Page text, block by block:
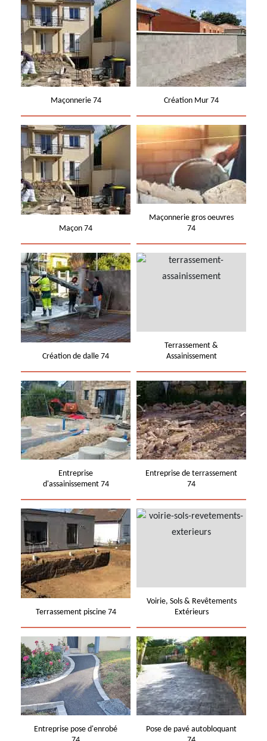
Maçonnerie 74 Création Mur 74
Maçon 74
Maçonnerie gros oeuvres
74
Création de dalle 74
Terrassement &
Assainissement
Entreprise
d'assainissement 74
Entreprise de terrassement
74
Terrassement piscine 74
Voirie, Sols & Revêtements
Extérieurs
Entreprise pose d'enrobé
Pose de pavé autobloquant